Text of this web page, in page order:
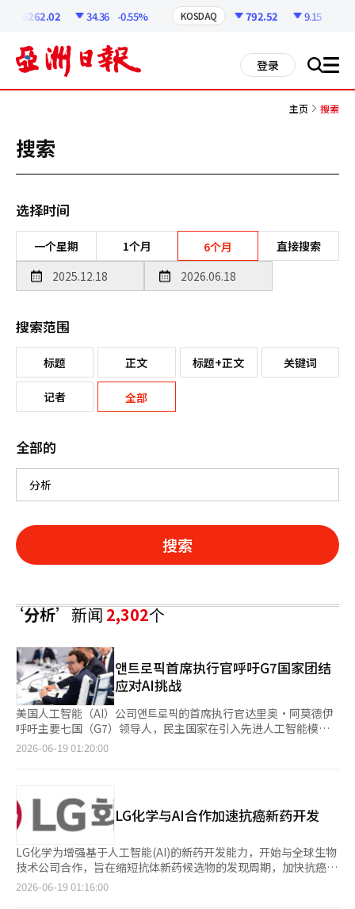
6262.02 34.36 -0.55% KOSDAQ 792.52 9.15 -1.14%
登录 搜 all
主页 搜索
搜索
选择时间
一个星期 1个月 6个月 直接搜索
搜索范围
标题 正文 标题+正文 关键词
记者 全部
全部的
搜索
‘分析’新闻2,302个
앤트로픽首席执行官呼吁G7国家团结
应对AI挑战
美国人工智能（AI）公司앤트로픽的首席执行官达里奥·阿莫德伊
呼吁主要七国（G7）领导人，民主国家在引入先进人工智能模型
时不应出现分裂。近期，美国特朗普政府对앤트로픽最新的AI模型
朗普总统及各国领导人表示：“我们必须抵御分裂的诱惑。”他强
调，尽管各国努力防止AI落入不当之手是值得赞同的，但民主国家
必须团结合作。 此次会议上，OpenAI的首席执行官山姆·奥特曼
和谷歌DeepMind的首席执行官德米斯·哈萨比斯也出席。奥特曼
强调，所有参会国家都应获得网络防御工具。 阿莫德伊、奥特曼
和哈萨比斯均呼吁美国主导的AI模型开发合作。他们警告称，如果
民主盟友分裂，生物恐怖和网络安全等领域的风险将加大。 此
2026-06-19 01:20:00
LG化学与AI合作加速抗癌新药开发
LG化学为增强基于人工智能(AI)的新药开发能力，开始与全球生物
技术公司合作，旨在缩短抗体新药候选物的发现周期，加快抗癌药
物的开发速度。 LG化学于18日宣布，与英国的Lab-Genius
2026-06-19 01:16:00